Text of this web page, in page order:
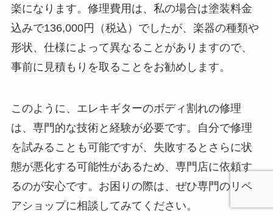
楽になります。修理費用は、私の場合は塗装料金
込みで136,000円（税込）でしたが、楽器の種類や
形状、仕様によって異なることがありますので、
事前に見積もりを取ることをお勧めします。
このように、エレキギターのボディ割れの修理
は、専門的な技術と経験が必要です。自分で修理
を試みることも可能ですが、失敗するとさらに状
態が悪化する可能性があるため、専門店に依頼す
るのが安心です。お困りの際は、ぜひ専門のリペ
アショップに相談してみてください。